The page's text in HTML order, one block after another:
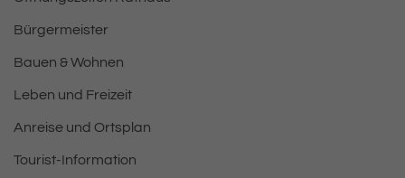
Bürgermeister
Bauen & Wohnen
Leben und Freizeit
Anreise und Ortsplan
Tourist-Information